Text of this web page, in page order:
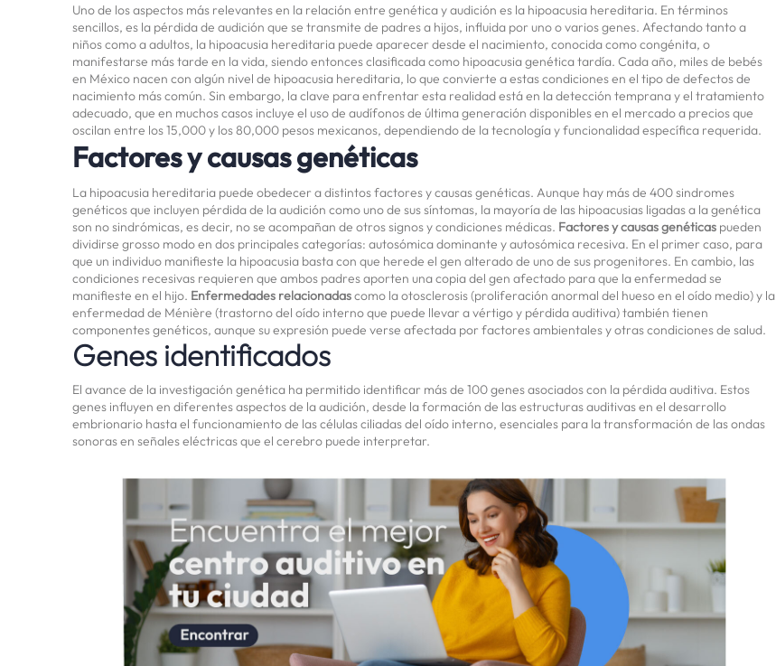
Uno de los aspectos más relevantes en la relación entre genética y audición es la hipoacusia hereditaria. En términos
sencillos, es la pérdida de audición que se transmite de padres a hijos, influida por uno o varios genes. Afectando tanto a
niños como a adultos, la hipoacusia hereditaria puede aparecer desde el nacimiento, conocida como congénita, o
manifestarse más tarde en la vida, siendo entonces clasificada como hipoacusia genética tardía. Cada año, miles de bebés
en México nacen con algún nivel de hipoacusia hereditaria, lo que convierte a estas condiciones en el tipo de defectos de
nacimiento más común. Sin embargo, la clave para enfrentar esta realidad está en la detección temprana y el tratamiento
adecuado, que en muchos casos incluye el uso de audífonos de última generación disponibles en el mercado a precios que
oscilan entre los 15,000 y los 80,000 pesos mexicanos, dependiendo de la tecnología y funcionalidad específica requerida.
Factores y causas genéticas
La hipoacusia hereditaria puede obedecer a distintos factores y causas genéticas. Aunque hay más de 400 sindromes
genéticos que incluyen pérdida de la audición como uno de sus síntomas, la mayoría de las hipoacusias ligadas a la genética
son no sindrómicas, es decir, no se acompañan de otros signos y condiciones médicas. Factores y causas genéticas pueden
dividirse grosso modo en dos principales categorías: autosómica dominante y autosómica recesiva. En el primer caso, para
que un individuo manifieste la hipoacusia basta con que herede el gen alterado de uno de sus progenitores. En cambio, las
condiciones recesivas requieren que ambos padres aporten una copia del gen afectado para que la enfermedad se
manifieste en el hijo. Enfermedades relacionadascomo la otosclerosis (proliferación anormal del hueso en el oído medio) y la
enfermedad de Ménière (trastorno del oído interno que puede llevar a vértigo y pérdida auditiva) también tienen
componentes genéticos, aunque su expresión puede verse afectada por factores ambientales y otras condiciones de salud.
Genes identificados
El avance de la investigación genética ha permitido identificar más de 100 genes asociados con la pérdida auditiva. Estos
genes influyen en diferentes aspectos de la audición, desde la formación de las estructuras auditivas en el desarrollo
embrionario hasta el funcionamiento de las células ciliadas del oído interno, esenciales para la transformación de las ondas
sonoras en señales eléctricas que el cerebro puede interpretar.